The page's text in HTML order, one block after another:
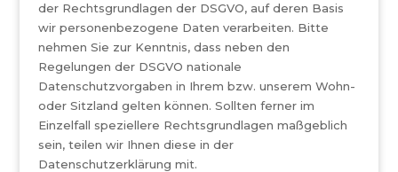
der Rechtsgrundlagen der DSGVO, auf deren Basis
wir personenbezogene Daten verarbeiten. Bitte
nehmen Sie zur Kenntnis, dass neben den
Regelungen der DSGVO nationale
Datenschutzvorgaben in Ihrem bzw. unserem Wohn-
oder Sitzland gelten können. Sollten ferner im
Einzelfall speziellere Rechtsgrundlagen maßgeblich
sein, teilen wir Ihnen diese in der
Datenschutzerklärung mit.